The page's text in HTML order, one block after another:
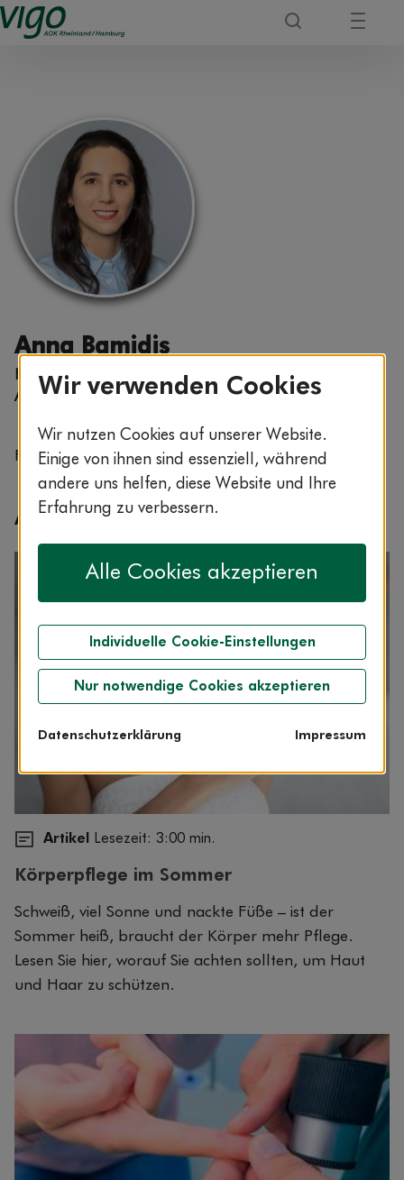
Anna Bamidis
Fachärztin für Haut- und Geschlechtskrankheiten,
Allergologin, ServiceCenter AOK-Clarimedis
Foto: Fotografie Schulzki
Artikel aus dem Bereich
Artikel Lesezeit: 3:00 min.
Körperpflege im Sommer
Schweiß, viel Sonne und nackte Füße – ist der
Sommer heiß, braucht der Körper mehr Pflege.
Lesen Sie hier, worauf Sie achten sollten, um Haut
und Haar zu schützen.
Wir verwenden Cookies
Wir nutzen Cookies auf unserer Website.
Einige von ihnen sind essenziell, während
andere uns helfen, diese Website und Ihre
Erfahrung zu verbessern.
Alle Cookies akzeptieren
Individuelle Cookie-Einstellungen
Nur notwendige Cookies akzeptieren
Datenschutzerklärung Impressum